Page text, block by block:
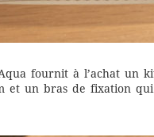
fournit à l’achat un
et un bras de fixation